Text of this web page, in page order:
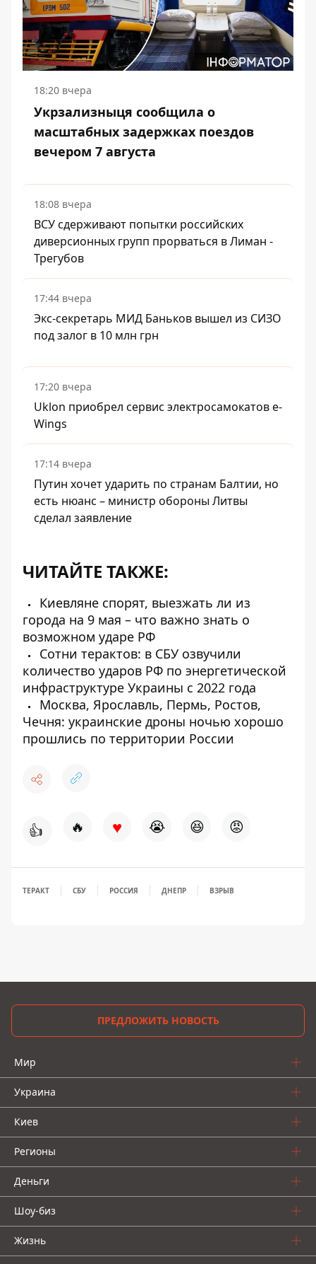
18:20 вчера
Укрзализныця сообщила о
масштабных задержках поездов
вечером 7 августа
18:08 вчера
ВСУ сдерживают попытки российских
диверсионных групп прорваться в Лиман -
Трегубов
17:44 вчера
Экс-секретарь МИД Баньков вышел из СИЗО
под залог в 10 млн грн
17:20 вчера
Uklon приобрел сервис электросамокатов e-
Wings
17:14 вчера
Путин хочет ударить по странам Балтии, но
есть нюанс – министр обороны Литвы
сделал заявление
ЧИТАЙТЕ ТАКЖЕ:
Киевляне спорят, выезжать ли из
города на 9 мая – что важно знать о
возможном ударе РФ
Сотни терактов: в СБУ озвучили
количество ударов РФ по энергетической
инфраструктуре Украины с 2022 года
Москва, Ярославль, Пермь, Ростов,
Чечня: украинские дроны ночью хорошо
прошлись по территории России
👍 🔥 ♥ 😭 😆 😡
ТЕРАКТ СБУ РОССИЯ ДНЕПР ВЗРЫВ
ПРЕДЛОЖИТЬ НОВОСТЬ
Мир
Украина
Киев
Регионы
Деньги
Шоу-биз
Жизнь